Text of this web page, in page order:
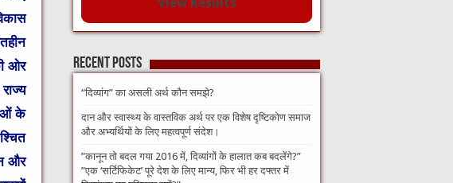
ओर
के
और
Recent Posts
“दिव्यांग” का असली अर्थ कौन समझे?
दान और स्वास्थ्य के वास्तविक अर्थ पर एक विशेष दृष्टिकोण समाज
और अभ्यर्थियों के लिए महत्वपूर्ण संदेश।
​”कानून तो बदल गया 2016 में, दिव्यांगों के हालात कब बदलेंगे?”​
”एक ‘सर्टिफिकेट’ पूरे देश के लिए मान्य, फिर भी हर दफ्तर में